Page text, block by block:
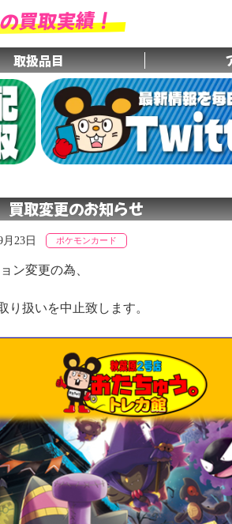
買取実績！
取扱品目
買取変更のお知らせ
月23日 ポケモンカード
ン変更の為、
り扱いを中止致します。